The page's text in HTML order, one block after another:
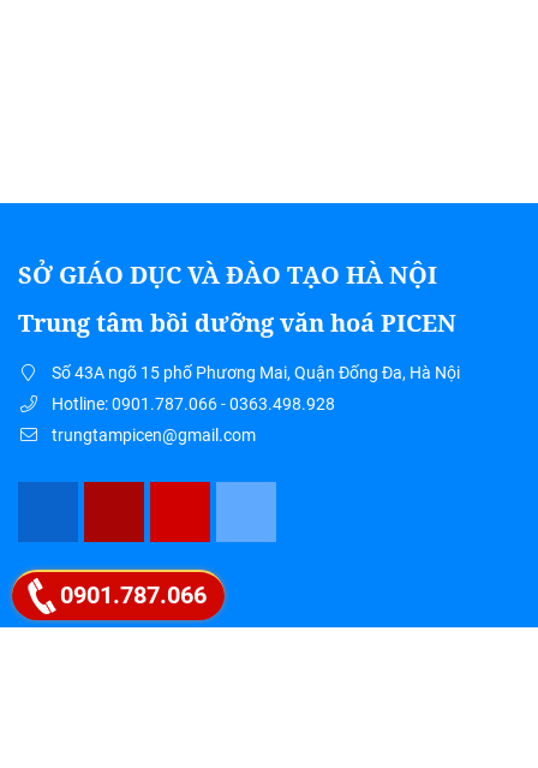
SỞ GIÁO DỤC VÀ ĐÀO TẠO HÀ NỘI
Trung tâm bồi dưỡng văn hoá PICEN
Số 43A ngõ 15 phố Phương Mai, Quận Đống Đa, Hà Nội
Hotline: 0901.787.066 - 0363.498.928
trungtampicen@gmail.com
Google map
0901.787.066